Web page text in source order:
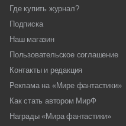
Где купить журнал?
Подписка
Наш магазин
Пользовательское соглашение
Контакты и редакция
Реклама на «Мире фантастики»
Как стать автором МирФ
Награды «Мира фантастики»